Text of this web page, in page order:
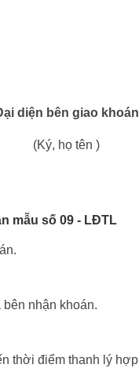
diện bên giao khoán
(Ký, họ tên )
mẫu số 09 - LĐTL
nhận khoán.
thời điểm thanh lý